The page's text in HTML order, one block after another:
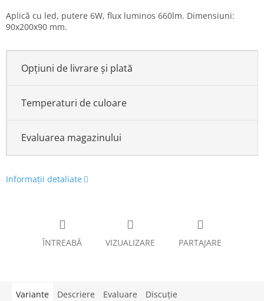
Evaluare
preţ:
Aplică cu led, putere 6W, flux luminos 660lm. Dimensiuni:
90x200x90 mm.
Opțiuni de livrare și plată
Temperaturi de culoare
Evaluarea magazinului
Informaţii detaliate
ÎNTREABĂ VIZUALIZARE PARTAJARE
Variante Descriere Evaluare Discuţie